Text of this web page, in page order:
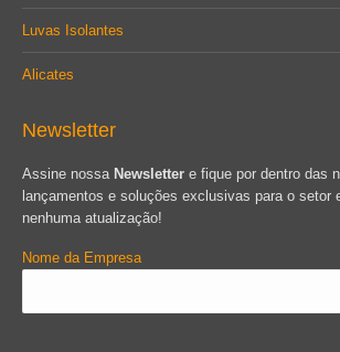
Luvas Isolantes
Alicates
Newsletter
Assine nossa Newsletter e fique por dentro das
lançamentos e soluções exclusivas para o setor
nenhuma atualização!
Nome da Empresa